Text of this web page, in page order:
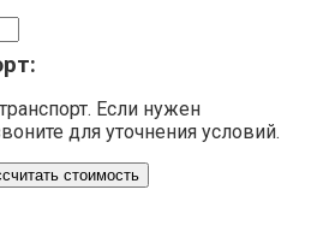
Если нужен
для уточнения условий.
стоимость